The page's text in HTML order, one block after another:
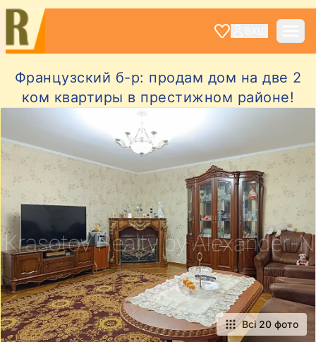
Французский б-р: продам дом на две 2
ком квартиры в престижном районе!
Всі 20 фото